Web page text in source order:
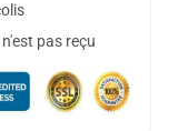
pas reçu